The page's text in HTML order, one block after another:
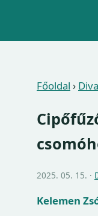
Főoldal ›
2025. 05. 15. ·
Kelemen